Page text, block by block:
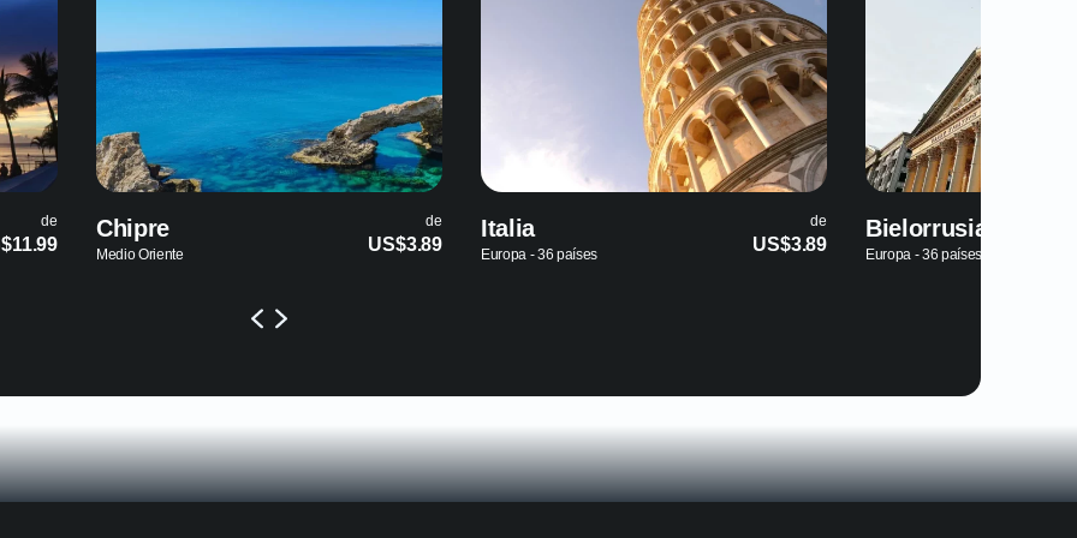
de
US$3.89 Europa - 36 países
de
US$3.89 Europa - 36 países
de
US$11.89
Bulgaria
Europa - 36 países